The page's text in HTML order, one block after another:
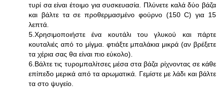
τυρί σα είναι έτοιμο για συσκευασία. Πλύνετε καλά δύο βάζα
και βάλτε τα σε προθερμασμένο φούρνο (150 C) για 15
λεπτά.
5.Χρησιμοποιήστε ένα κουτάλι του γλυκού και πάρτε
κουταλιές από το μίγμα. φτιάξτε μπαλάκια μικρά (αν βρέξετε
τα χέρια σας θα είναι πιο εύκολο).
6.Βάλτε τις τυρομπαλίτσες μέσα στα βάζα ρίχνοντας σε κάθε
επίπεδο μερικά από τα αρωματικά. Γεμίστε με λάδι και βάλτε
τα στο ψυγείο.